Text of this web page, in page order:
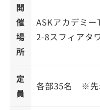
開
催
場
所
ASKアカデミ
2-8スフィアタ
定
員
各部35名 ※先